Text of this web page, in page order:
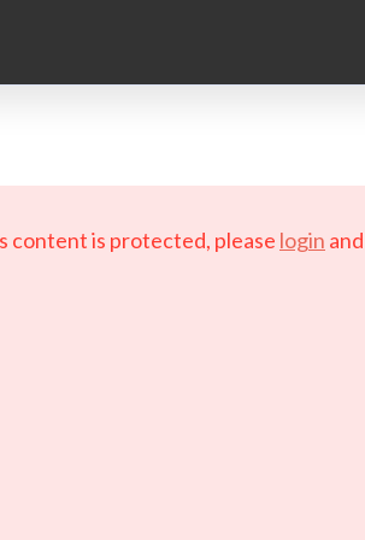
content is protected, please login and